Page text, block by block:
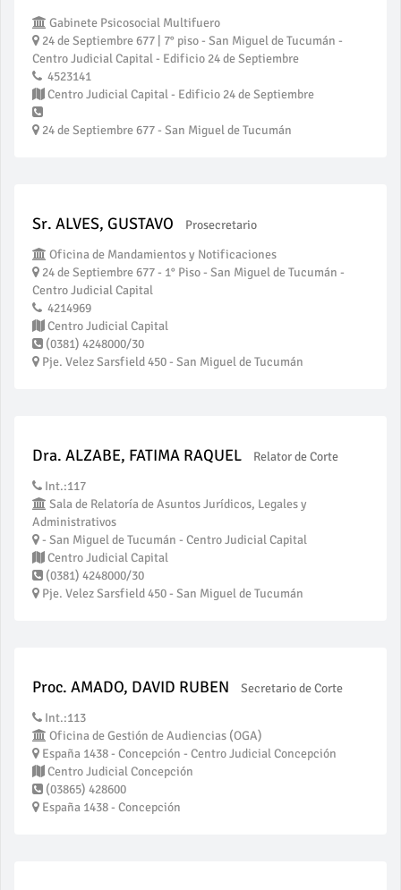
Gabinete Psicosocial Multifuero
24 de Septiembre 677 | 7° piso - San Miguel de Tucumán -
Centro Judicial Capital - Edificio 24 de Septiembre
4523141
Centro Judicial Capital - Edificio 24 de Septiembre
24 de Septiembre 677 - San Miguel de Tucumán
Sr. ALVES, GUSTAVO
Prosecretario
Oficina de Mandamientos y Notificaciones
24 de Septiembre 677 - 1° Piso - San Miguel de Tucumán -
Centro Judicial Capital
4214969
Centro Judicial Capital
(0381) 4248000/30
Pje. Velez Sarsfield 450 - San Miguel de Tucumán
Dra. ALZABE, FATIMA RAQUEL
Relator de Corte
Int.:117
Sala de Relatoría de Asuntos Jurídicos, Legales y
Administrativos
- San Miguel de Tucumán - Centro Judicial Capital
Centro Judicial Capital
(0381) 4248000/30
Pje. Velez Sarsfield 450 - San Miguel de Tucumán
Proc. AMADO, DAVID RUBEN
Secretario de Corte
Int.:113
Oficina de Gestión de Audiencias (OGA)
España 1438 - Concepción - Centro Judicial Concepción
Centro Judicial Concepción
(03865) 428600
España 1438 - Concepción